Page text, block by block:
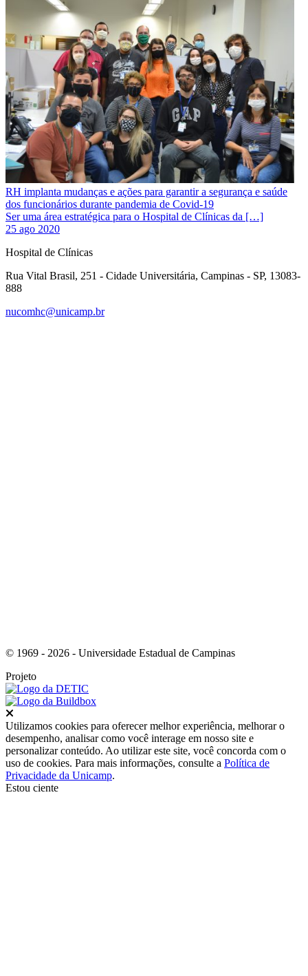
RH implanta mudanças e ações para garantir a segurança e saúde
dos funcionários durante pandemia de Covid-19
Ser uma área estratégica para o Hospital de Clínicas da […]
25 ago 2020
Hospital de Clínicas
Rua Vital Brasil, 251 - Cidade Universitária, Campinas - SP, 13083-
888
nucomhc@unicamp.br
© 1969 - 2026 - Universidade Estadual de Campinas
Projeto
Utilizamos cookies para oferecer melhor experiência, melhorar o
desempenho, analisar como você interage em nosso site e
personalizar conteúdo. Ao utilizar este site, você concorda com o
uso de cookies. Para mais informações, consulte a Política de
Privacidade da Unicamp.
Estou ciente